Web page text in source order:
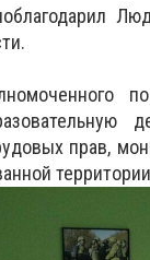
прав,